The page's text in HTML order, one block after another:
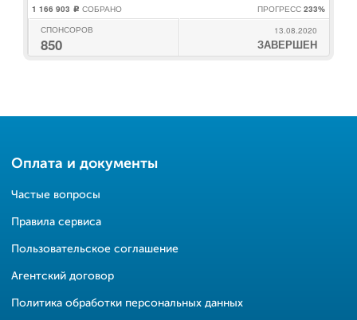
1 166 903 c СОБРАНО ПРОГРЕСС 233%
СПОНСОРОВ
850
13.08.2020
ЗАВЕРШЕН
Оплата и документы
Частые вопросы
Правила сервиса
Пользовательское соглашение
Агентский договор
Политика обработки персональных данных